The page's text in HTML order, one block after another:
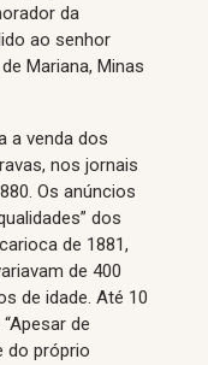
da
ao senhor
Mariana, Minas
a venda dos
nos jornais
Os anúncios
dos
de 1881,
de 400
de idade. Até 10
de
do próprio